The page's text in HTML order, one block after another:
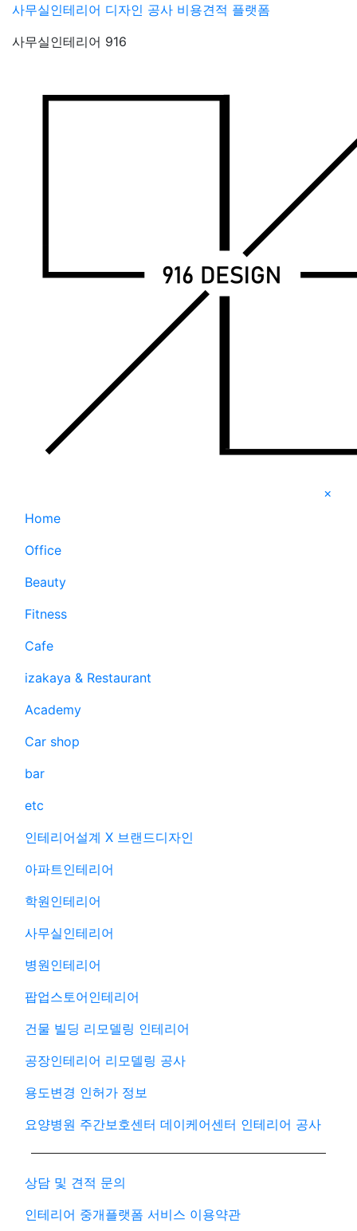
Skip
content
사무실인테리어 디자인 공사 비용견적 플랫폼
사무실인테리어 916
×
Home
Office
Beauty
Fitness
Cafe
izakaya & Restaurant
Academy
Car shop
bar
etc
인테리어설계 X 브랜드디자인
아파트인테리어
학원인테리어
사무실인테리어
병원인테리어
팝업스토어인테리어
건물 빌딩 리모델링 인테리어
공장인테리어 리모델링 공사
용도변경 인허가 정보
요양병원 주간보호센터 데이케어센터 인테리어 공사
상담 및 견적 문의
인테리어 중개플랫폼 서비스 이용약관